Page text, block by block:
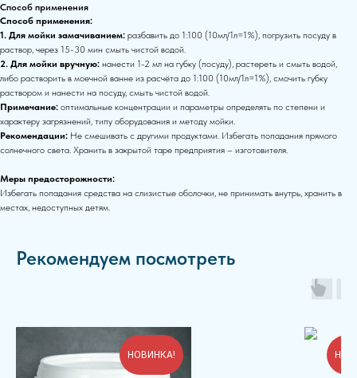
Способ применения
Способ применения:
1. Для мойки замачиванием: разбавить до 1:100 (10мл/1л=1%), погрузить посуду в
раствор, через 15-30 мин смыть чистой водой.
2. Для мойки вручную: нанести 1-2 мл на губку (посуду), растереть и смыть водой,
либо растворить в моечной ванне из расчёта до 1:100 (10мл/1л=1%), смочить губку
раствором и нанести на посуду, смыть чистой водой.
Примечание: оптимальные концентрации и параметры определять по степени и
характеру загрязнений, типу оборудования и методу мойки.
Рекомендации: Не смешивать с другими продуктами. Избегать попадания прямого
солнечного cвета. Хранить в закрытой таре предприятия – изготовителя.
Меры предосторожности:
Избегать попадания средства на слизистые оболочки, не принимать внутрь, хранить в
местах, недоступных детям.
Рекомендуем посмотреть
НОВИНКА!